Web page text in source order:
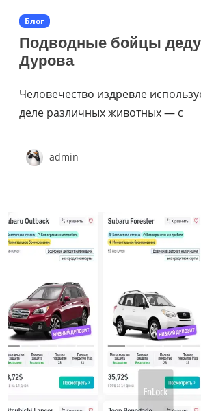
Блог
Подводные бойцы
Дурова
Человечество издревле
деле различных животных — с
admin